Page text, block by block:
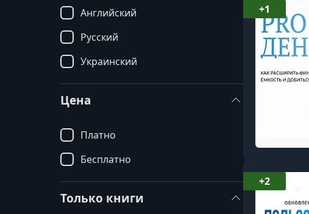
Английский
Русский
Украинский
Цена
Платно
Бесплатно
Только книги
+1
+2